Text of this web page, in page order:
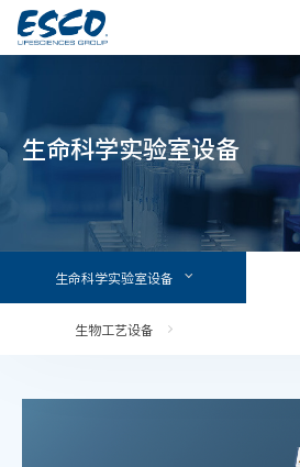
生命科学实验室设备
生命科学实验室设备
生物工艺设备